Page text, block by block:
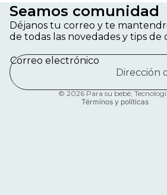
Seamos comunidad
Déjanos tu correo y te
de todas las novedades y tips de
Correo electrónico
© 2026 Para su bebé,
Términos y políticas
Política de privacidad
Política de reembolso
Términos del servicio